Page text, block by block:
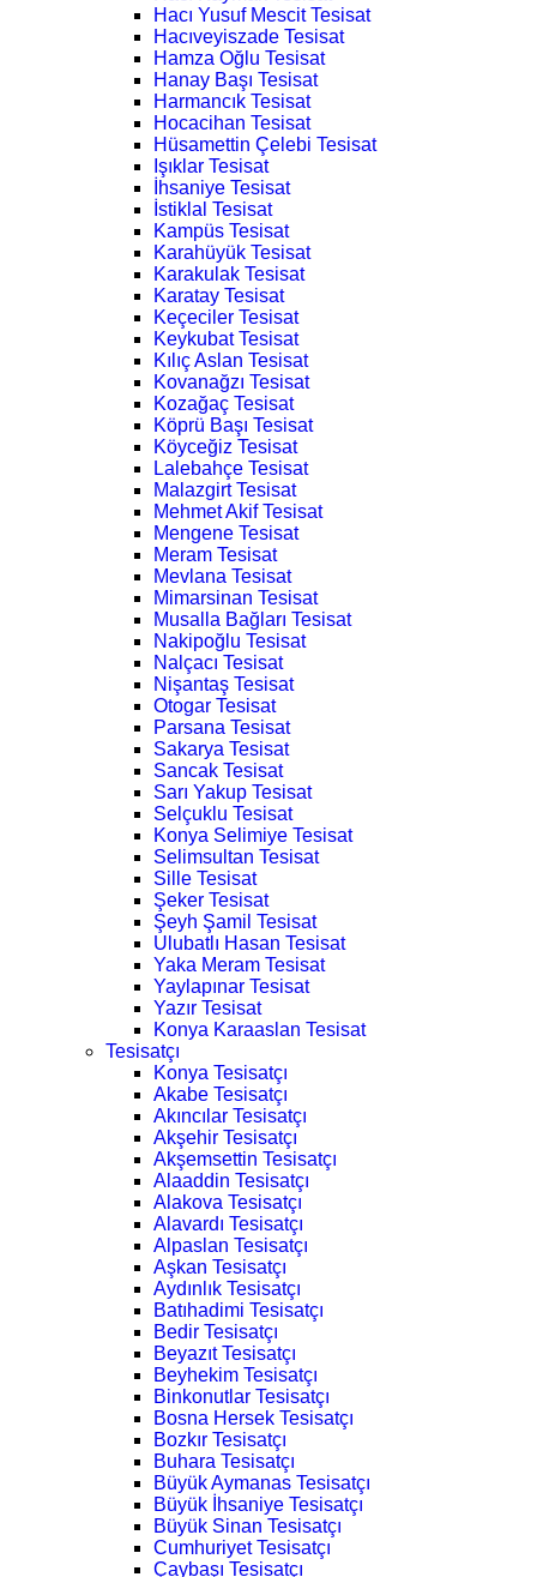
Hacı Yusuf Mescit Tesisat
Hacıveyiszade Tesisat
Hamza Oğlu Tesisat
Hanay Başı Tesisat
Harmancık Tesisat
Hocacihan Tesisat
Hüsamettin Çelebi Tesisat
Işıklar Tesisat
İhsaniye Tesisat
İstiklal Tesisat
Kampüs Tesisat
Karahüyük Tesisat
Karakulak Tesisat
Karatay Tesisat
Keçeciler Tesisat
Keykubat Tesisat
Kılıç Aslan Tesisat
Kovanağzı Tesisat
Kozağaç Tesisat
Köprü Başı Tesisat
Köyceğiz Tesisat
Lalebahçe Tesisat
Malazgirt Tesisat
Mehmet Akif Tesisat
Mengene Tesisat
Meram Tesisat
Mevlana Tesisat
Mimarsinan Tesisat
Musalla Bağları Tesisat
Nakipoğlu Tesisat
Nalçacı Tesisat
Nişantaş Tesisat
Otogar Tesisat
Parsana Tesisat
Sakarya Tesisat
Sancak Tesisat
Sarı Yakup Tesisat
Selçuklu Tesisat
Konya Selimiye Tesisat
Selimsultan Tesisat
Sille Tesisat
Şeker Tesisat
Şeyh Şamil Tesisat
Ulubatlı Hasan Tesisat
Yaka Meram Tesisat
Yaylapınar Tesisat
Yazır Tesisat
Konya Karaaslan Tesisat
Tesisatçı
Konya Tesisatçı
Akabe Tesisatçı
Akıncılar Tesisatçı
Akşehir Tesisatçı
Akşemsettin Tesisatçı
Alaaddin Tesisatçı
Alakova Tesisatçı
Alavardı Tesisatçı
Alpaslan Tesisatçı
Aşkan Tesisatçı
Aydınlık Tesisatçı
Batıhadimi Tesisatçı
Bedir Tesisatçı
Beyazıt Tesisatçı
Beyhekim Tesisatçı
Binkonutlar Tesisatçı
Bosna Hersek Tesisatçı
Bozkır Tesisatçı
Buhara Tesisatçı
Büyük Aymanas Tesisatçı
Büyük İhsaniye Tesisatçı
Büyük Sinan Tesisatçı
Cumhuriyet Tesisatçı
Çaybaşı Tesisatçı